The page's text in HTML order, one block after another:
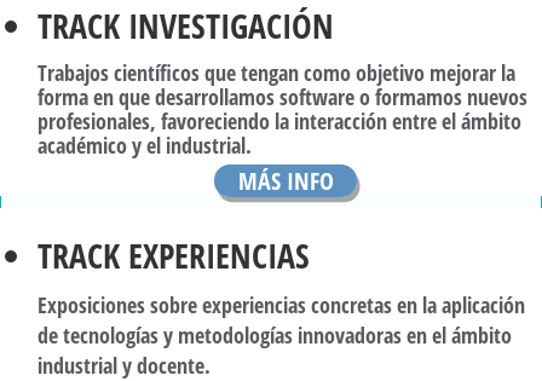
TRACK INVESTIGACIÓN
Trabajos científicos que tengan como objetivo mejorar la
forma en que desarrollamos software o formamos nuevos
profesionales, favoreciendo la interacción entre el ámbito
académico y el industrial.
MÁS INFO
TRACK EXPERIENCIAS
Exposiciones sobre experiencias concretas en la aplicación
de tecnologías y metodologías innovadoras en el ámbito
industrial y docente.